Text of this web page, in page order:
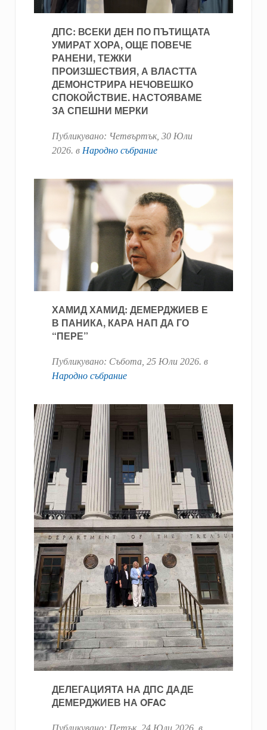
ДПС: ВСЕКИ ДЕН ПО ПЪТИЩАТА
УМИРАТ ХОРА, ОЩЕ ПОВЕЧЕ
РАНЕНИ, ТЕЖКИ
ПРОИЗШЕСТВИЯ, А ВЛАСТТА
ДЕМОНСТРИРА НЕЧОВЕШКО
СПОКОЙСТВИЕ. НАСТОЯВАМЕ
ЗА СПЕШНИ МЕРКИ
Публикувано: Четвъртък, 30 Юли
2026. в Народно събрание
ХАМИД ХАМИД: ДЕМЕРДЖИЕВ Е
В ПАНИКА, КАРА НАП ДА ГО
“ПЕРЕ”
Публикувано: Събота, 25 Юли 2026. в
Народно събрание
ДЕЛЕГАЦИЯТА НА ДПС ДАДЕ
ДЕМЕРДЖИЕВ НА OFAC
Публикувано: Петък, 24 Юли 2026 . в